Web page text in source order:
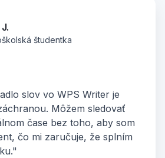
študentka
slov vo WPS Writer je
Môžem sledovať
čase bez toho, aby som
čo mi zaručuje, že splním